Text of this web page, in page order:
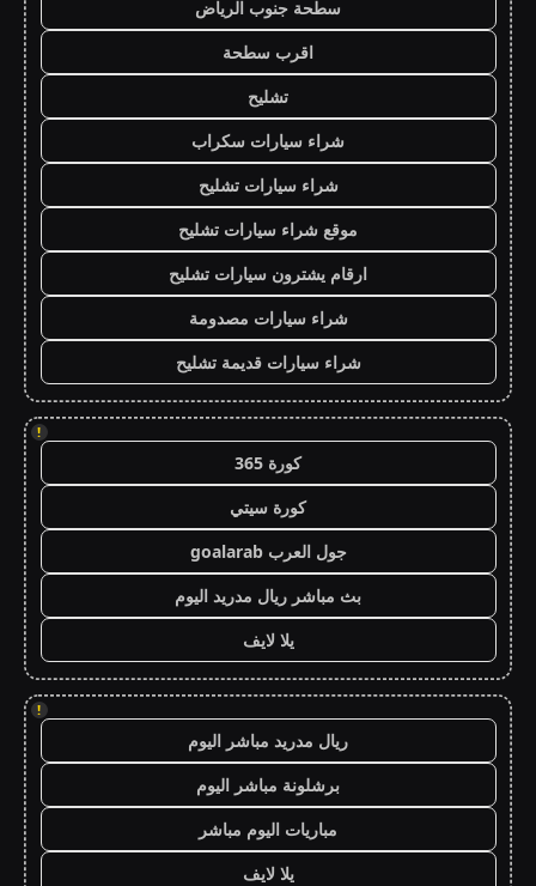
سطحة جنوب الرياض
اقرب سطحة
تشليح
شراء سيارات سكراب
شراء سيارات تشليح
موقع شراء سيارات تشليح
ارقام يشترون سيارات تشليح
شراء سيارات مصدومة
شراء سيارات قديمة تشليح
!
كورة 365
كورة سيتي
جول العرب goalarab
بث مباشر ريال مدريد اليوم
يلا لايف
!
ريال مدريد مباشر اليوم
برشلونة مباشر اليوم
مباريات اليوم مباشر
يلا لايف